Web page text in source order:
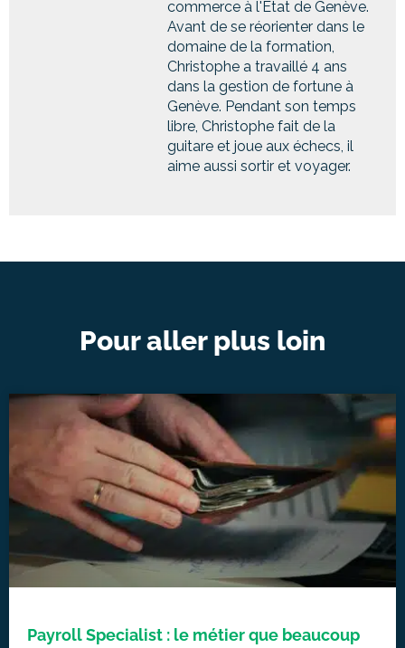
commerce à l'Etat de Genève.
Avant de se réorienter dans le
domaine de la formation,
Christophe a travaillé 4 ans
dans la gestion de fortune à
Genève. Pendant son temps
libre, Christophe fait de la
guitare et joue aux échecs, il
aime aussi sortir et voyager.
Pour aller plus loin
Payroll Specialist : le métier que beaucoup